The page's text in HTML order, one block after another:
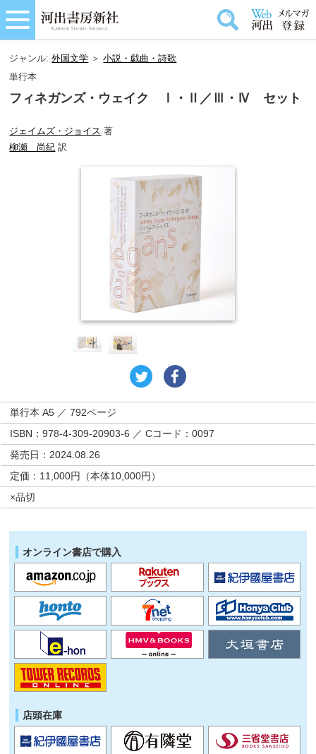
ジャンル:外国文学 ＞小説・戯曲・詩歌
単行本
フィネガンズ・ウェイク Ⅰ・Ⅱ／Ⅲ・Ⅳ セット
ジェイムズ・ジョイス 著
柳瀬 尚紀 訳
単行本 A5 ／ 792ページ
ISBN：978-4-309-20903-6 ／ Cコード：0097
発売日：2024.08.26
定価：11,000円（本体10,000円）
×品切
オンライン書店で購入
店頭在庫